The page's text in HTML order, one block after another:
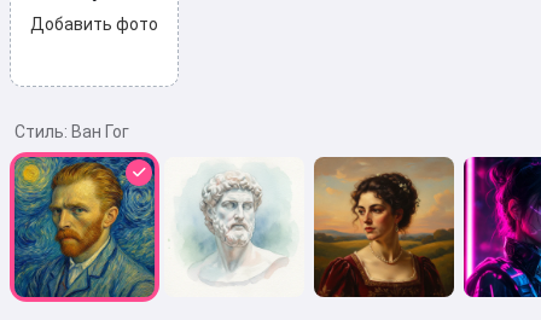
Добавить фото
Стиль: Ван Гог